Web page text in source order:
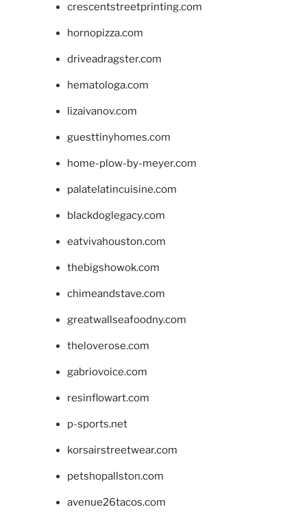
crescentstreetprinting.com
hornopizza.com
driveadragster.com
hematologa.com
lizaivanov.com
guesttinyhomes.com
home-plow-by-meyer.com
palatelatincuisine.com
blackdoglegacy.com
eatvivahouston.com
thebigshowok.com
chimeandstave.com
greatwallseafoodny.com
theloverose.com
gabriovoice.com
resinflowart.com
p-sports.net
korsairstreetwear.com
petshopallston.com
avenue26tacos.com